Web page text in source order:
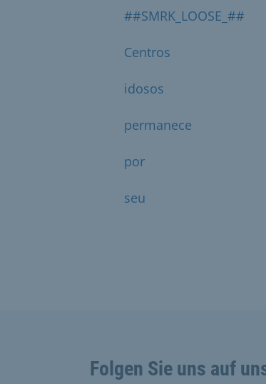
##SMRK_LOOSE_##
Centros
idosos
permanece
por
seu
Folgen Sie uns auf